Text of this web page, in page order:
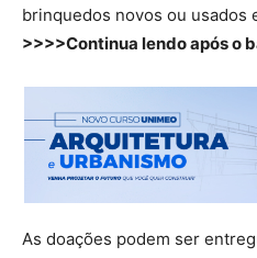
brinquedos novos ou usados
>>>>Continua lendo após o
As doações podem ser